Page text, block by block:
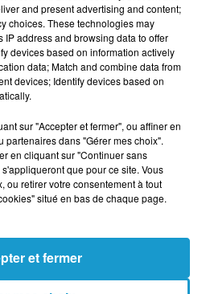
d'un tout jeune
la Grande Boucle
: Paul Seixas.
vous avez exprimé. Si
merci de nous donner
sur le bouton ci-
les coureurs
and present advertising and content;
choices. These technologies may
address and browsing data to offer
devices based on information actively
data; Match and combine data from
devices; Identify devices based on
sur "Accepter et fermer", ou affiner en
partenaires dans "Gérer mes choix".
en cliquant sur "Continuer sans
que pour ce site. Vous
ou retirer votre consentement à tout
situé en bas de chaque page.
et fermer